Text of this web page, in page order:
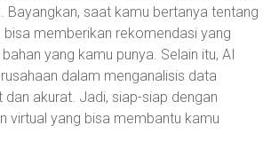
Bayangkan, saat kamu bertanya tentang
bisa memberikan rekomendasi yang
yang kamu punya. Selain itu, AI
dalam menganalisis data
dan akurat. Jadi, siap-siap dengan
virtual yang bisa membantu kamu